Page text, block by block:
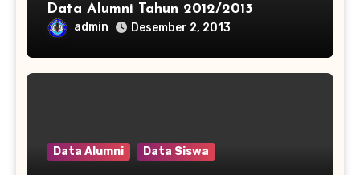
Data Alumni Tahun 2012/2013
admin Desember 2, 2013
Data Alumni Data Siswa